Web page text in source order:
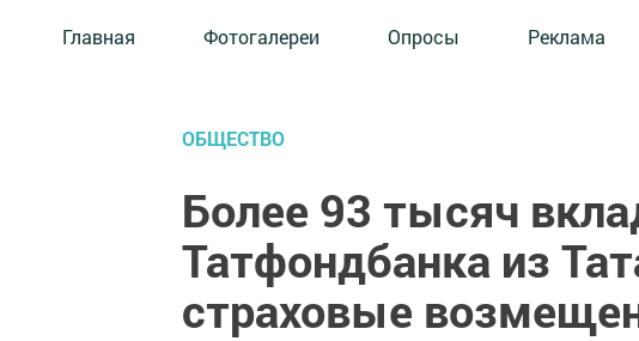
Главная Фотогалереи Опросы Реклама
ОБЩЕСТВО
Более 93 тысяч
Татфондбанка из
страховые